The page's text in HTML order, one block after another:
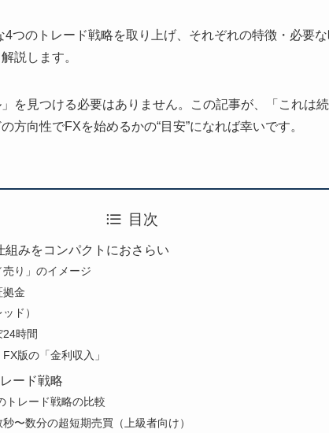
つのトレード戦略を取り上げ、それぞれの特徴・必要
説します。
を見つける必要はありません。この記事が、「これは
方向性でFXを始めるかの“目安”になれば幸いです。
目次
組みをコンパクトにおさらい
り」のイメージ
拠金
ド）
時間
版の「金利収入」
ード戦略
トレード戦略の比較
〜数分の超短期売買（上級者向け）